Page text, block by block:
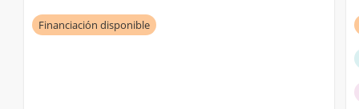
Financiación disponible